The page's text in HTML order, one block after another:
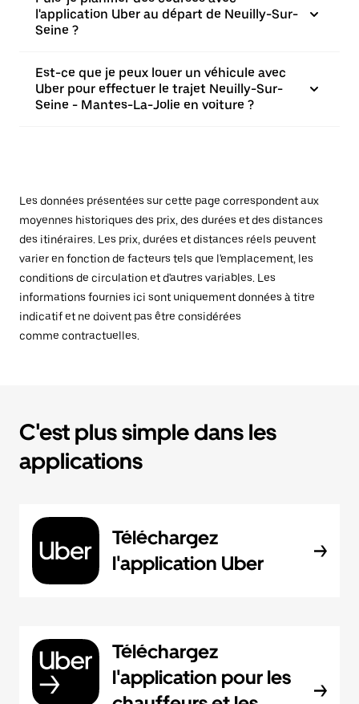
l'application Uber au départ de Neuilly-Sur-
Seine ?
Est-ce que je peux louer un véhicule avec
Uber pour effectuer le trajet Neuilly-Sur-
Seine - Mantes-La-Jolie en voiture ?
Les données présentées sur cette page correspondent aux
moyennes historiques des prix, des durées et des distances
des itinéraires. Les prix, durées et distances réels peuvent
varier en fonction de facteurs tels que l'emplacement, les
conditions de circulation et d'autres variables. Les
informations fournies ici sont uniquement données à titre
indicatif et ne doivent pas être considérées
comme contractuelles.
C'est plus simple dans les
applications
Téléchargez
l'application Uber
Téléchargez
l'application pour les